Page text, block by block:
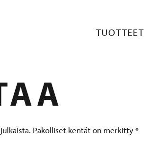
TUOTTEET
TUOTE 9
Pakolliset kentät on merkitty*